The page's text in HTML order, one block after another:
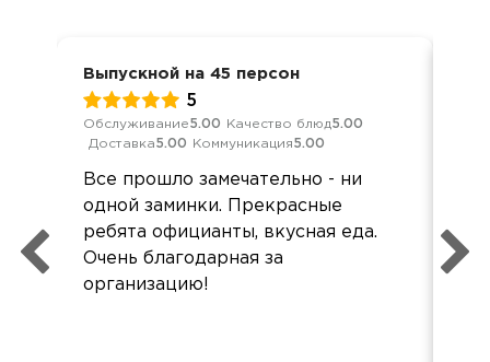
Выпускной на 45 персон
5
Обслуживание5.00 Качество блюд5.00
Доставка5.00 Коммуникация5.00
Все прошло замечательно - ни
одной заминки. Прекрасные
ребята официанты, вкусная еда.
Очень благодарная за
организацию!